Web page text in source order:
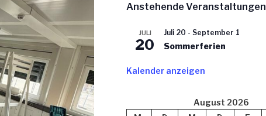
Anstehende Veranstaltungen
JULI
20
Juli 20 - September 1
Sommerferien
Kalender anzeigen
August 2026